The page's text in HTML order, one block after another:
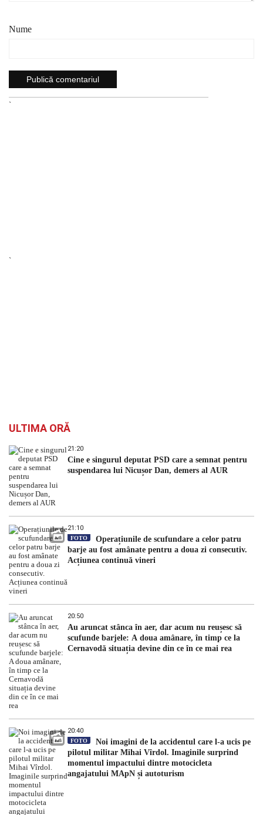
Nume
`
`
ULTIMA ORĂ
21:20
Cine e singurul deputat PSD care a semnat pentru
suspendarea lui Nicușor Dan, demers al AUR
21:10
FOTO
Operațiunile de scufundare a celor patru
barje au fost amânate pentru a doua zi consecutiv.
Acțiunea continuă vineri
20:50
Au aruncat stânca în aer, dar acum nu reușesc să
scufunde barjele: A doua amânare, în timp ce la
Cernavodă situația devine din ce în ce mai rea
20:40
FOTO
Noi imagini de la accidentul care l-a ucis pe
pilotul militar Mihai Vîrdol. Imaginile surprind
momentul impactului dintre motocicleta
angajatului MApN și autoturism